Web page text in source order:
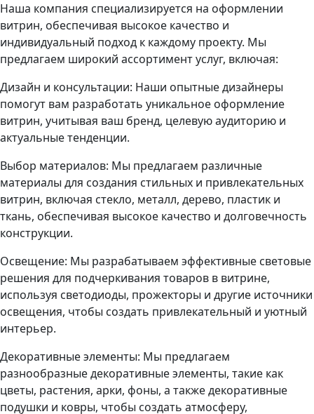
Наша компания специализируется на оформлении
витрин, обеспечивая высокое качество и
индивидуальный подход к каждому проекту. Мы
предлагаем широкий ассортимент услуг, включая:
Дизайн и консультации: Наши опытные дизайнеры
помогут вам разработать уникальное оформление
витрин, учитывая ваш бренд, целевую аудиторию и
актуальные тенденции.
Выбор материалов: Мы предлагаем различные
материалы для создания стильных и привлекательных
витрин, включая стекло, металл, дерево, пластик и
ткань, обеспечивая высокое качество и долговечность
конструкции.
Освещение: Мы разрабатываем эффективные световые
решения для подчеркивания товаров в витрине,
используя светодиоды, прожекторы и другие источники
освещения, чтобы создать привлекательный и уютный
интерьер.
Декоративные элементы: Мы предлагаем
разнообразные декоративные элементы, такие как
цветы, растения, арки, фоны, а также декоративные
подушки и ковры, чтобы создать атмосферу,